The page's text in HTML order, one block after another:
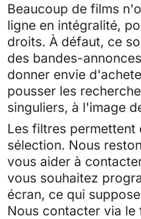
Beaucoup de films
ligne en intégralité,
droits. À défaut, ce
des bandes-
donner envie
pousser les
singuliers, à l'image
Les filtres
sélection. Nous
vous aider à
vous souhaitez
écran, ce qui
Nous contacter via le